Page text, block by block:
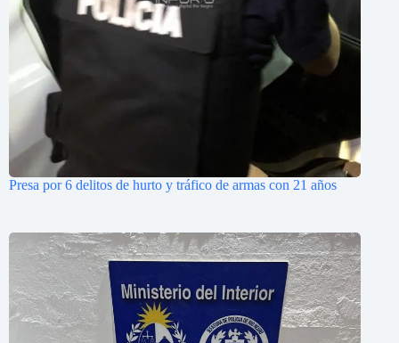
Presa por 6 delitos de hurto y tráfico de armas con 21 años